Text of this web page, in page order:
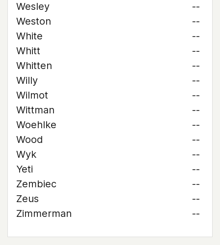
Wesley
--
Weston
--
White
--
Whitt
--
Whitten
--
Willy
--
Wilmot
--
Wittman
--
Woehlke
--
Wood
--
Wyk
--
Yeti
--
Zembiec
--
Zeus
--
Zimmerman
--